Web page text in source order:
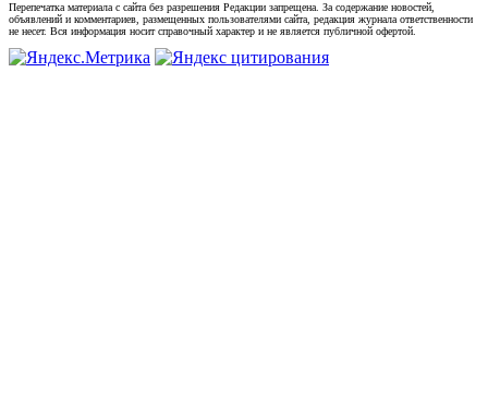
Перепечатка материала с сайта без разрешения Редакции запрещена. За содержание новостей,
объявлений и комментариев, размещенных пользователями сайта, редакция журнала ответственности
не несет. Вся информация носит справочный характер и не является публичной офертой.